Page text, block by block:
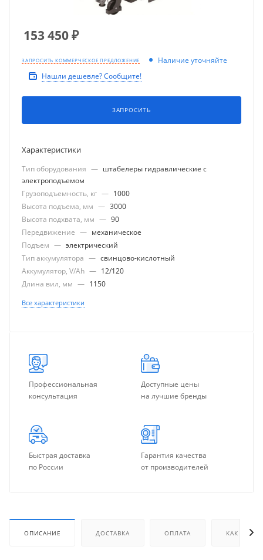
153 450₽
ЗАПРОСИТЬ КОММЕРЧЕСКОЕ ПРЕДЛОЖЕНИЕ
Наличие уточняйте
Нашли дешевле? Сообщите!
ЗАПРОСИТЬ
Характеристики
Тип оборудования — штабелеры гидравлические с
электроподъемом
Грузоподъемность, кг — 1000
Высота подъема, мм — 3000
Высота подхвата, мм — 90
Передвижение — механическое
Подъем — электрический
Тип аккумулятора — свинцово-кислотный
Аккумулятор, V/Ah — 12/120
Длина вил, мм — 1150
Все характеристики
Профессиональная
консультация
Доступные цены
на лучшие бренды
Быстрая доставка
по России
Гарантия качества
от производителей
ОПИСАНИЕ ДОСТАВКА ОПЛАТА КАК